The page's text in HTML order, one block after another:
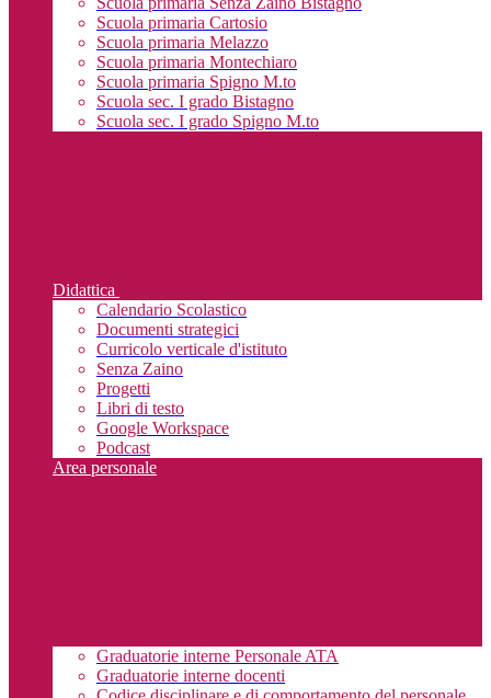
Scuola primaria Cartosio
Scuola primaria Melazzo
Scuola primaria Montechiaro
Scuola primaria Spigno M.to
Scuola sec. I grado Bistagno
Scuola sec. I grado Spigno M.to
Didattica
Calendario Scolastico
Documenti strategici
Curricolo verticale d'istituto
Senza Zaino
Progetti
Libri di testo
Google Workspace
Podcast
Area personale
Graduatorie interne Personale ATA
Graduatorie interne docenti